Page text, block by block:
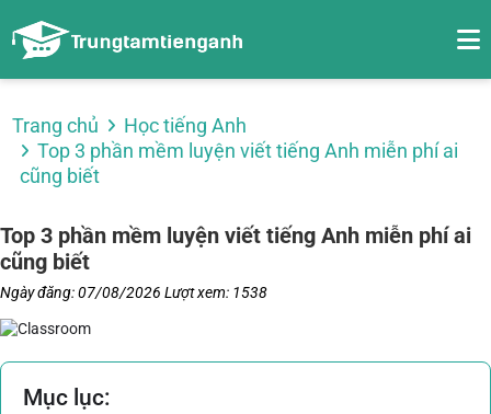
Trang chủ
Học tiếng Anh
Top 3 phần mềm luyện viết tiếng Anh miễn phí ai
cũng biết
Top 3 phần mềm luyện viết tiếng Anh miễn phí ai
cũng biết
Ngày đăng: 07/08/2026 Lượt xem: 1538
Mục lục: